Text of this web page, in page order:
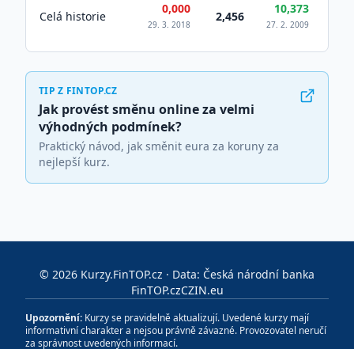
Celá historie
0,000
29. 3. 2018
2,456
10,373
27. 2. 2009
TIP Z FINTOP.CZ
Jak provést směnu online za velmi
výhodných podmínek?
Praktický návod, jak směnit eura za koruny za
nejlepší kurz.
© 2026 Kurzy.FinTOP.cz · Data: Česká národní banka
FinTOP.czCZIN.eu
Upozornění: Kurzy se pravidelně aktualizují. Uvedené kurzy mají
informativní charakter a nejsou právně závazné. Provozovatel neručí
za správnost uvedených informací.